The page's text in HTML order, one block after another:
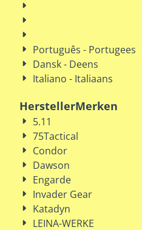
Português - Portugees
Dansk - Deens
Italiano - Italiaans
HerstellerMerken
5.11
75Tactical
Condor
Dawson
Engarde
Invader Gear
Katadyn
LEINA-WERKE